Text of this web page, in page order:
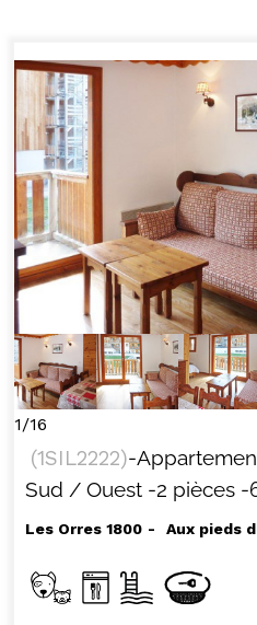
1/16
(1SIL2222)-
Sud / Ouest -2 pièces -
Les Orres 1800 Aux pieds